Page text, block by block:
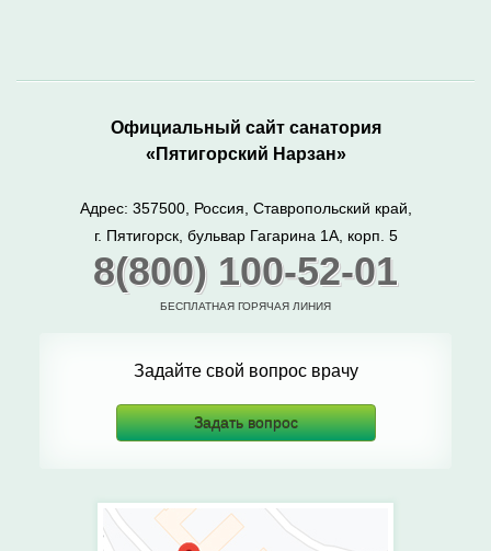
Задайте свой вопрос врачу
Задать вопрос
Официальный сайт санатория
«Пятигорский Нарзан»
Адрес: 357500, Россия, Ставропольский край,
г. Пятигорск, бульвар Гагарина 1А, корп. 5
8(800) 100-52-01
БЕСПЛАТНАЯ ГОРЯЧАЯ ЛИНИЯ